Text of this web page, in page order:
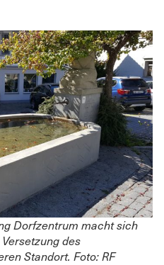
Dorfzentrum macht sich
des
Standort. Foto: RF